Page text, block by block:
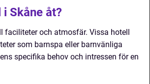
Skåne åt?
faciliteter och atmosfär. Vissa hotell
som barnspa eller barnvänliga
specifika behov och intressen för en